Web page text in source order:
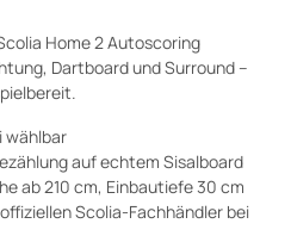
Home 2 Autoscoring
Dartboard und Surround –
wählbar
auf echtem Sisalboard
ab 210 cm, Einbautiefe 30 cm
Scolia-Fachhändler bei